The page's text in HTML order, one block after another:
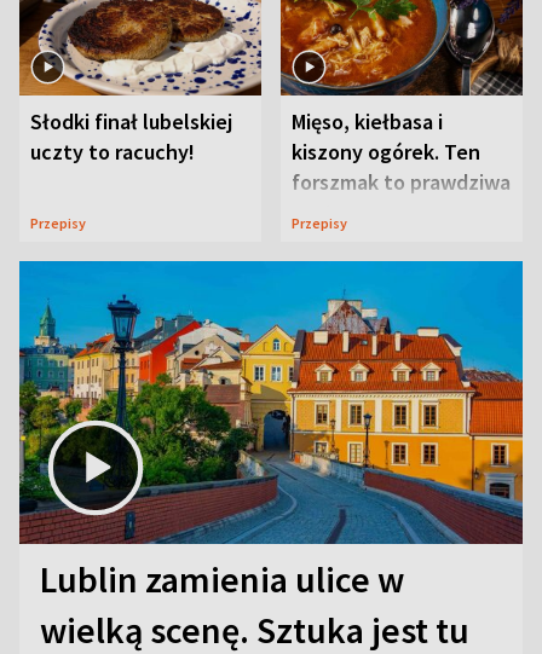
Słodki finał lubelskiej
uczty to racuchy!
Przepisy
Mięso, kiełbasa i
kiszony ogórek. Ten
forszmak to prawdziwa
uczta
Przepisy
Lublin zamienia ulice w
wielką scenę. Sztuka jest tu